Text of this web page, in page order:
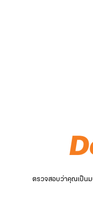
ตรวจสอบว่าคุณเป็นม